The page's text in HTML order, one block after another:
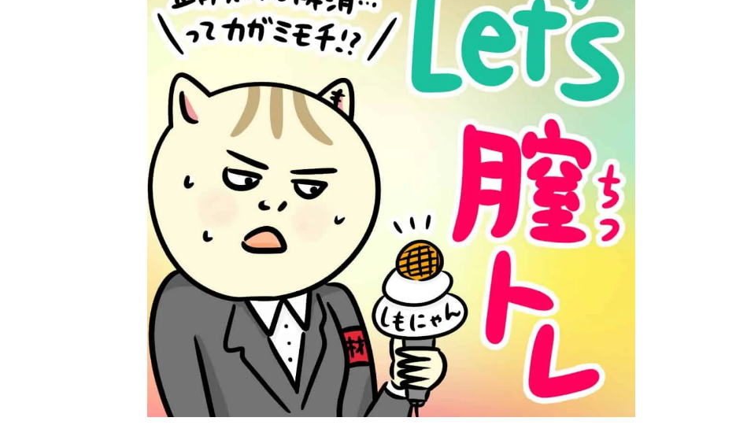
【J’s Picks】ブランドまとめて愛
用中！ J-GIRL有田叶“鉄壁の相
棒”〈ビューティ＆ファッション
夏の必需品〉
2026.08.07
BEAUTY
【JJ専属モデルの素顔】ビューテ
ィ大好き！ 松川 星のお気に入り
コスメをCHECK
2025.12.16
【注目アーティストRainy。っ
て？】自称“コスメオタク見習
い”のポーチの中身、拝見しま
す！
2026.01.30
BEAUTY
【注目アーティストRainy。っ
て？】忙しい日でも欠かせない、
朝と夜のケアでつくられる透明感
2026.01.30
BEAUTY
リカへ……オールラウンダーを目
指すダンサーは踊ることが好きす
ぎる【王子様の推しドコロ】
vol.29 三宅啄未さん
2026.03.30
LIFE STYLE
新たなJ-GIRL＆J-BOYを選ぶ
「JJモデルオーディション
2027」が募集開始！ 予選ブロッ
2026.08.03
【新世代J-POPグループ
aoen（アオエン）】自身がアーテ